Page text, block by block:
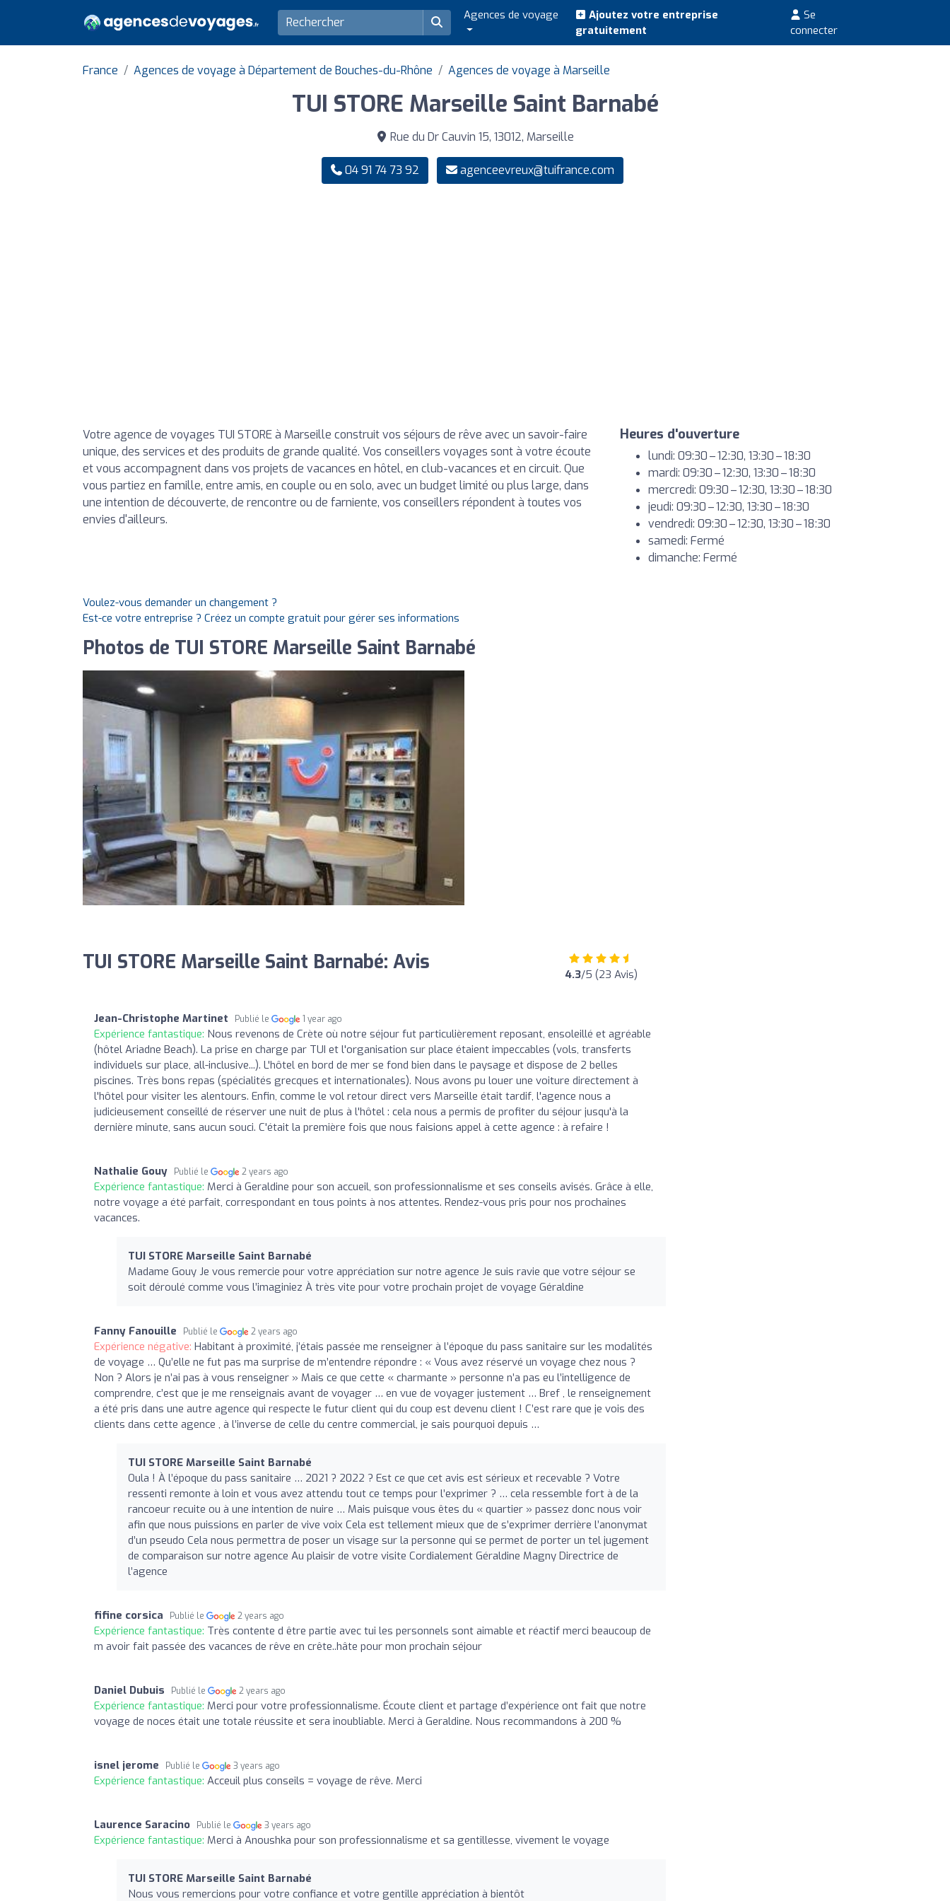
Agences de voyage
Ajoutez votre entreprise
gratuitement
Se
connecter
France Agences de voyage à Département de Bouches-du-Rhône Agences de voyage à Marseille
TUI STORE Marseille Saint Barnabé
Rue du Dr Cauvin 15, 13012, Marseille
04 91 74 73 92 agenceevreux@tuifrance.com
Votre agence de voyages TUI STORE à Marseille construit vos séjours de rêve avec un savoir-faire
unique, des services et des produits de grande qualité. Vos conseillers voyages sont à votre écoute
et vous accompagnent dans vos projets de vacances en hôtel, en club-vacances et en circuit. Que
vous partiez en famille, entre amis, en couple ou en solo, avec un budget limité ou plus large, dans
une intention de découverte, de rencontre ou de farniente, vos conseillers répondent à toutes vos
envies d'ailleurs.
Heures d'ouverture
lundi: 09:30 – 12:30, 13:30 – 18:30
mardi: 09:30 – 12:30, 13:30 – 18:30
mercredi: 09:30 – 12:30, 13:30 – 18:30
jeudi: 09:30 – 12:30, 13:30 – 18:30
vendredi: 09:30 – 12:30, 13:30 – 18:30
samedi: Fermé
dimanche: Fermé
Voulez-vous demander un changement ?
Est-ce votre entreprise ? Créez un compte gratuit pour gérer ses informations
Photos de TUI STORE Marseille Saint Barnabé
TUI STORE Marseille Saint Barnabé: Avis 4.3/5 (23 Avis)
Jean-Christophe Martinet Publié le 1 year ago
Expérience fantastique: Nous revenons de Crète où notre séjour fut particulièrement reposant, ensoleillé et agréable
(hôtel Ariadne Beach). La prise en charge par TUI et l'organisation sur place étaient impeccables (vols, transferts
individuels sur place, all-inclusive...). L'hôtel en bord de mer se fond bien dans le paysage et dispose de 2 belles
piscines. Très bons repas (spécialités grecques et internationales). Nous avons pu louer une voiture directement à
l'hôtel pour visiter les alentours. Enfin, comme le vol retour direct vers Marseille était tardif, l'agence nous a
judicieusement conseillé de réserver une nuit de plus à l'hôtel : cela nous a permis de profiter du séjour jusqu'à la
dernière minute, sans aucun souci. C'était la première fois que nous faisions appel à cette agence : à refaire !
Nathalie Gouy Publié le 2 years ago
Expérience fantastique: Merci à Geraldine pour son accueil, son professionnalisme et ses conseils avisés. Grâce à elle,
notre voyage a été parfait, correspondant en tous points à nos attentes. Rendez-vous pris pour nos prochaines
vacances.
TUI STORE Marseille Saint Barnabé
Madame Gouy Je vous remercie pour votre appréciation sur notre agence Je suis ravie que votre séjour se
soit déroulé comme vous l’imaginiez À très vite pour votre prochain projet de voyage Géraldine
Fanny Fanouille Publié le 2 years ago
Expérience négative: Habitant à proximité, j’étais passée me renseigner à l’époque du pass sanitaire sur les modalités
de voyage … Qu’elle ne fut pas ma surprise de m’entendre répondre : « Vous avez réservé un voyage chez nous ?
Non ? Alors je n’ai pas à vous renseigner » Mais ce que cette « charmante » personne n’a pas eu l’intelligence de
comprendre, c’est que je me renseignais avant de voyager … en vue de voyager justement … Bref , le renseignement
a été pris dans une autre agence qui respecte le futur client qui du coup est devenu client ! C’est rare que je vois des
clients dans cette agence , à l’inverse de celle du centre commercial, je sais pourquoi depuis …
TUI STORE Marseille Saint Barnabé
Oula ! À l’époque du pass sanitaire … 2021 ? 2022 ? Est ce que cet avis est sérieux et recevable ? Votre
ressenti remonte à loin et vous avez attendu tout ce temps pour l’exprimer ? … cela ressemble fort à de la
rancoeur recuite ou à une intention de nuire … Mais puisque vous êtes du « quartier » passez donc nous voir
afin que nous puissions en parler de vive voix Cela est tellement mieux que de s’exprimer derrière l’anonymat
d’un pseudo Cela nous permettra de poser un visage sur la personne qui se permet de porter un tel jugement
de comparaison sur notre agence Au plaisir de votre visite Cordialement Géraldine Magny Directrice de
l’agence
fifine corsica Publié le 2 years ago
Expérience fantastique: Très contente d être partie avec tui les personnels sont aimable et réactif merci beaucoup de
m avoir fait passée des vacances de rêve en crête..hâte pour mon prochain séjour
Daniel Dubuis Publié le 2 years ago
Expérience fantastique: Merci pour votre professionnalisme. Écoute client et partage d’expérience ont fait que notre
voyage de noces était une totale réussite et sera inoubliable. Merci à Geraldine. Nous recommandons à 200 %
isnel jerome Publié le 3 years ago
Expérience fantastique: Acceuil plus conseils = voyage de rêve. Merci
Laurence Saracino Publié le 3 years ago
Expérience fantastique: Merci à Anoushka pour son professionnalisme et sa gentillesse, vivement le voyage
TUI STORE Marseille Saint Barnabé
Nous vous remercions pour votre confiance et votre gentille appréciation à bientôt